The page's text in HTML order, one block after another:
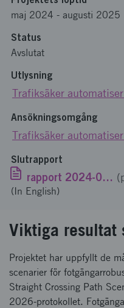
maj 2024 - augusti 2025
Status
Avslutat
Utlysning
Trafiksäker
Ansökningsomgång
Trafiksäker
Slutrapport
rapport 2024-00812 eng.pdf
(In English)
Viktiga resultat
Projektet har uppfyllt de
scenarier för
Straight Crossing Path
2026-protokollet.